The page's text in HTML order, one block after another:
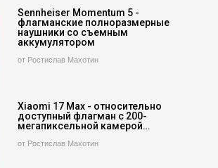
Sennheiser Momentum 5 -
флагманские полноразмерные
наушники со съемным
аккумулятором
от Ростислав Махотин
Xiaomi 17 Max - относительно
доступный флагман с 200-
мегапиксельной камерой…
от Ростислав Махотин